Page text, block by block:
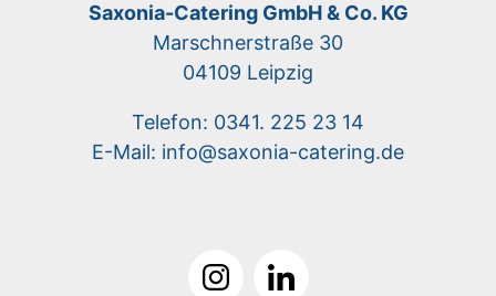
Saxonia-Catering GmbH & Co. KG
Marschnerstraße 30
04109 Leipzig
Telefon: 0341. 225 23 14
E-Mail: info@saxonia-catering.de